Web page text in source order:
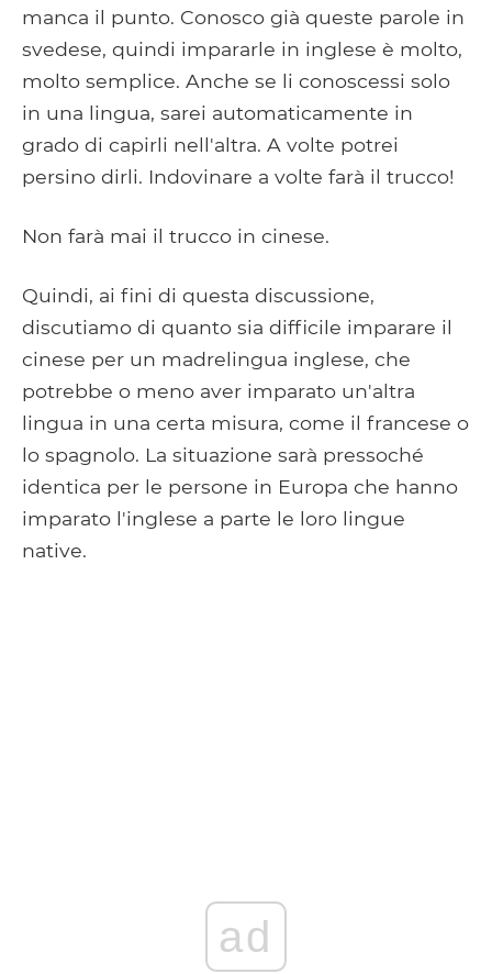
manca il punto. Conosco già queste parole in
svedese, quindi impararle in inglese è molto,
molto semplice. Anche se li conoscessi solo
in una lingua, sarei automaticamente in
grado di capirli nell'altra. A volte potrei
persino dirli. Indovinare a volte farà il trucco!
Non farà mai il trucco in cinese.
Quindi, ai fini di questa discussione,
discutiamo di quanto sia difficile imparare il
cinese per un madrelingua inglese, che
potrebbe o meno aver imparato un'altra
lingua in una certa misura, come il francese o
lo spagnolo. La situazione sarà pressoché
identica per le persone in Europa che hanno
imparato l'inglese a parte le loro lingue
native.
ad